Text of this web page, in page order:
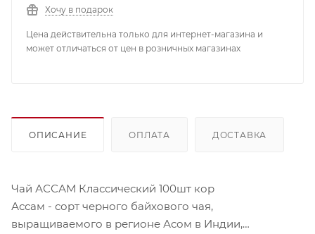
Хочу в подарок
Цена действительна только для интернет-магазина и
может отличаться от цен в розничных магазинах
ОПИСАНИЕ ОПЛАТА ДОСТАВКА
Чай АССАМ Классический 100шт кор
Ассам - сорт черного байхового чая,
выращиваемого в регионе Асом в Индии,